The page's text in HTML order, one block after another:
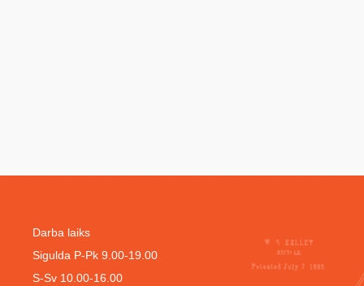
Darba laiks
Sigulda P-Pk 9.00-19.00
S-Sv 10.00-16.00